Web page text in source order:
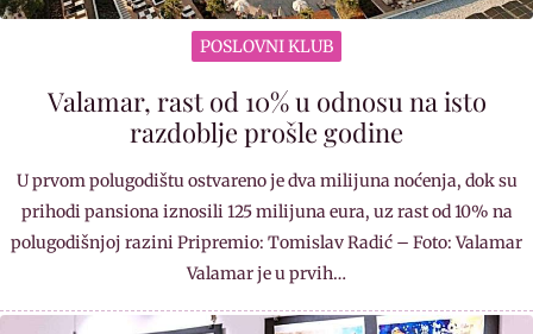
POSLOVNI KLUB
Valamar, rast od 10% u odnosu na isto
razdoblje prošle godine
U prvom polugodištu ostvareno je dva milijuna noćenja, dok su
prihodi pansiona iznosili 125 milijuna eura, uz rast od 10% na
polugodišnjoj razini Pripremio: Tomislav Radić – Foto: Valamar
Valamar je u prvih…